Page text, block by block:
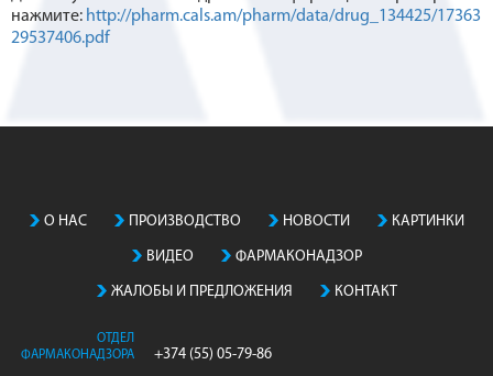
нажмите: http://pharm.cals.am/pharm/data/drug_134425/17363
29537406.pdf
О НАС ПРОИЗВОДСТВO НОВОСТИ КАРТИНКИ
ВИДЕО ФАРМАКОНАДЗОР
ЖАЛОБЫ И ПРЕДЛОЖЕНИЯ КОНТАКТ
ОТДЕЛ
ФАРМАКОНАДЗОРА
+374 (55) 05-79-86